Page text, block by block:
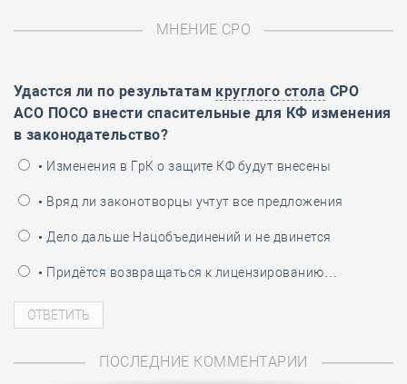
МНЕНИЕ СРО
Удастся ли по результатам круглого стола СРО
АСО ПОСО внести спасительные для КФ изменения
в законодательство?
• Изменения в ГрК о защите КФ будут внесены
• Вряд ли законотворцы учтут все предложения
• Дело дальше Нацобъединений и не двинется
• Придётся возвращаться к лицензированию…
ПОСЛЕДНИЕ КОММЕНТАРИИ